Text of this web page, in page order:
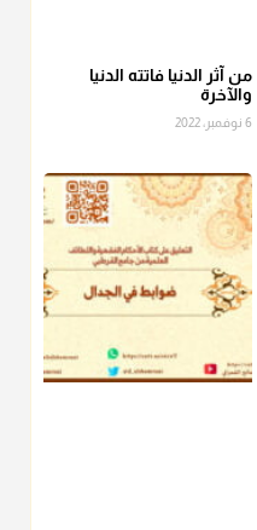
الأيام وأراد إخراج القيمة
صدقة وصلة وهو أفضل من
ووظائف بعض الأقارب فإن
من آثر الدنيا فاتته الدنيا
والآخرة
6 نوفمبر، 2022